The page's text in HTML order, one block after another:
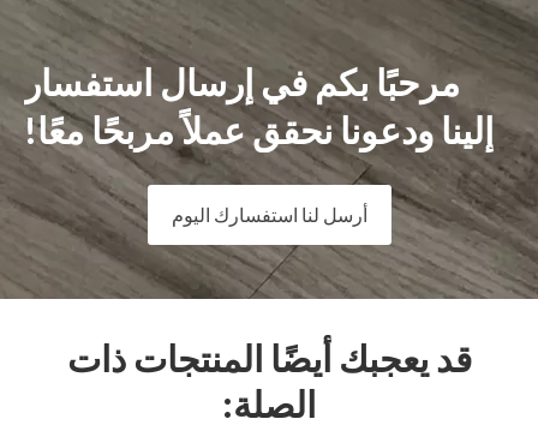
مرحبًا بكم في إرسال استفسار
إلينا ودعونا نحقق عملاً مربحًا معًا!
أرسل لنا استفسارك اليوم
قد يعجبك أيضًا المنتجات ذات
الصلة: